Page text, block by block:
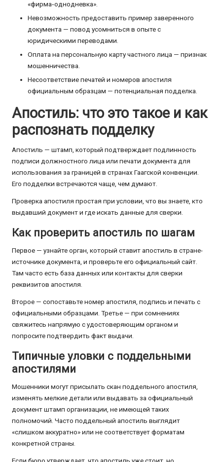
«фирма‑однодневка».
Невозможность предоставить пример заверенного
документа — повод усомниться в опыте с
юридическими переводами.
Оплата на персональную карту частного лица — признак
мошенничества.
Несоответствие печатей и номеров апостиля
официальным образцам — потенциальная подделка.
Апостиль: что это такое и как
распознать подделку
Апостиль — штамп, который подтверждает подлинность
подписи должностного лица или печати документа для
использования за границей в странах Гаагской конвенции.
Его подделки встречаются чаще, чем думают.
Проверка апостиля простая при условии, что вы знаете, кто
выдавший документ и где искать данные для сверки.
Как проверить апостиль по шагам
Первое — узнайте орган, который ставит апостиль в стране-
источнике документа, и проверьте его официальный сайт.
Там часто есть база данных или контакты для сверки
реквизитов апостиля.
Второе — сопоставьте номер апостиля, подпись и печать с
официальными образцами. Третье — при сомнениях
свяжитесь напрямую с удостоверяющим органом и
попросите подтвердить факт выдачи.
Типичные уловки с поддельными
апостилями
Мошенники могут присылать скан поддельного апостиля,
изменять мелкие детали или выдавать за официальный
документ штамп организации, не имеющей таких
полномочий. Часто поддельный апостиль выглядит
«слишком аккуратно» или не соответствует форматам
конкретной страны.